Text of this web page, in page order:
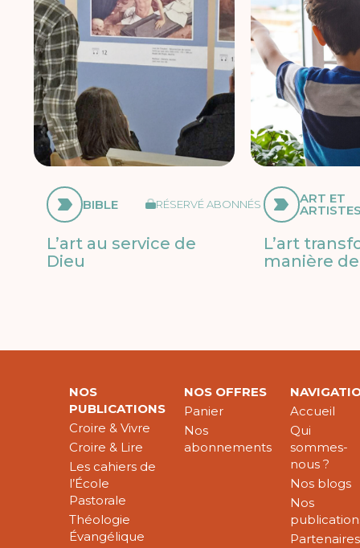
BIBLE RÉSERVÉ ABONNÉS
L’art au service de
Dieu
ART ET
L’art
manière
NOS
PUBLICATIONS
Croire & Vivre
Croire & Lire
Les cahiers de
l’École
Pastorale
Théologie
Évangélique
NOS OFFRES
Panier
Nos
abonnements
Accueil
Qui
sommes-
nous ?
Nos blogs
Nos
Partenaires